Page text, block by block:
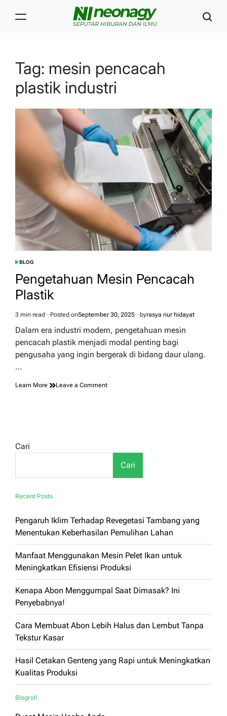
Tag: mesin pencacah
plastik industri
POSTED
BLOG
Pengetahuan Mesin Pencacah
Plastik
Estimated
read
3 min read Posted onSeptember 30, 2025 byrasya nur hidayat
Dalam era industri modern, pengetahuan mesin
pencacah plastik menjadi modal penting bagi
pengusaha yang ingin bergerak di bidang daur ulang.
…
Learn More Leave a Commenton
Cari
Cari
Recent Posts
Pengaruh Iklim Terhadap Revegetasi Tambang yang
Menentukan Keberhasilan Pemulihan Lahan
Manfaat Menggunakan Mesin Pelet Ikan untuk
Meningkatkan Efisiensi Produksi
Kenapa Abon Menggumpal Saat Dimasak? Ini
Penyebabnya!
Cara Membuat Abon Lebih Halus dan Lembut Tanpa
Tekstur Kasar
Hasil Cetakan Genteng yang Rapi untuk Meningkatkan
Kualitas Produksi
Blogroll